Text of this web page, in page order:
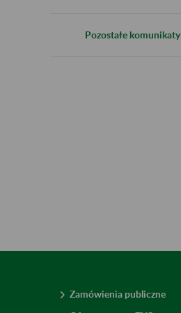
Pozostałe komunikaty
Zamówienia publiczne